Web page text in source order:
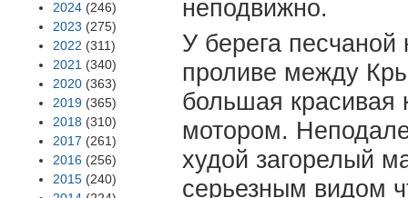
2024 (246)
2023 (275)
2022 (311)
2021 (340)
2020 (363)
2019 (365)
2018 (310)
2017 (261)
2016 (256)
2015 (240)
неподвижно.
У берега песчаной
проливе между
большая
мотором.
худой загорелый
серьезным видом